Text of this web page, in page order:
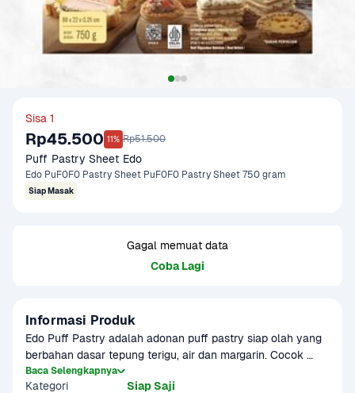
Sisa 1
Rp45.500 11% Rp51.500
Puff Pastry Sheet Edo
Edo PuF0F0 Pastry Sheet PuF0F0 Pastry Sheet 750 gram
Siap Masak
Gagal memuat data
Coba Lagi
Informasi Produk
Edo Puff Pastry adalah adonan puff pastry siap olah yang
berbahan dasar tepung terigu, air dan margarin. Cocok
untuk membuat pastry yang renyah dan praktis di rumah.
Baca Selengkapnya
Kategori Siap Saji